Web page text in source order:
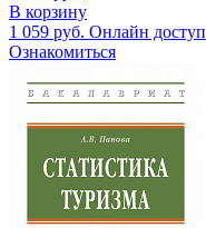
В корзину
1 059 руб. Онлайн доступ
Ознакомиться